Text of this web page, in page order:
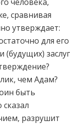
сравнивая
утверждает:
для его
(будущих) заслуг
чем Адам?
быть
разрушит